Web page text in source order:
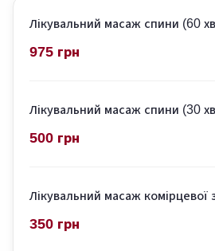
Лікувальний масаж спини (60
975 грн
Лікувальний масаж спини (30
500 грн
Лікувальний масаж комірцевої
350 грн